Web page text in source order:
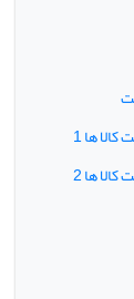
ها 1
ها 2